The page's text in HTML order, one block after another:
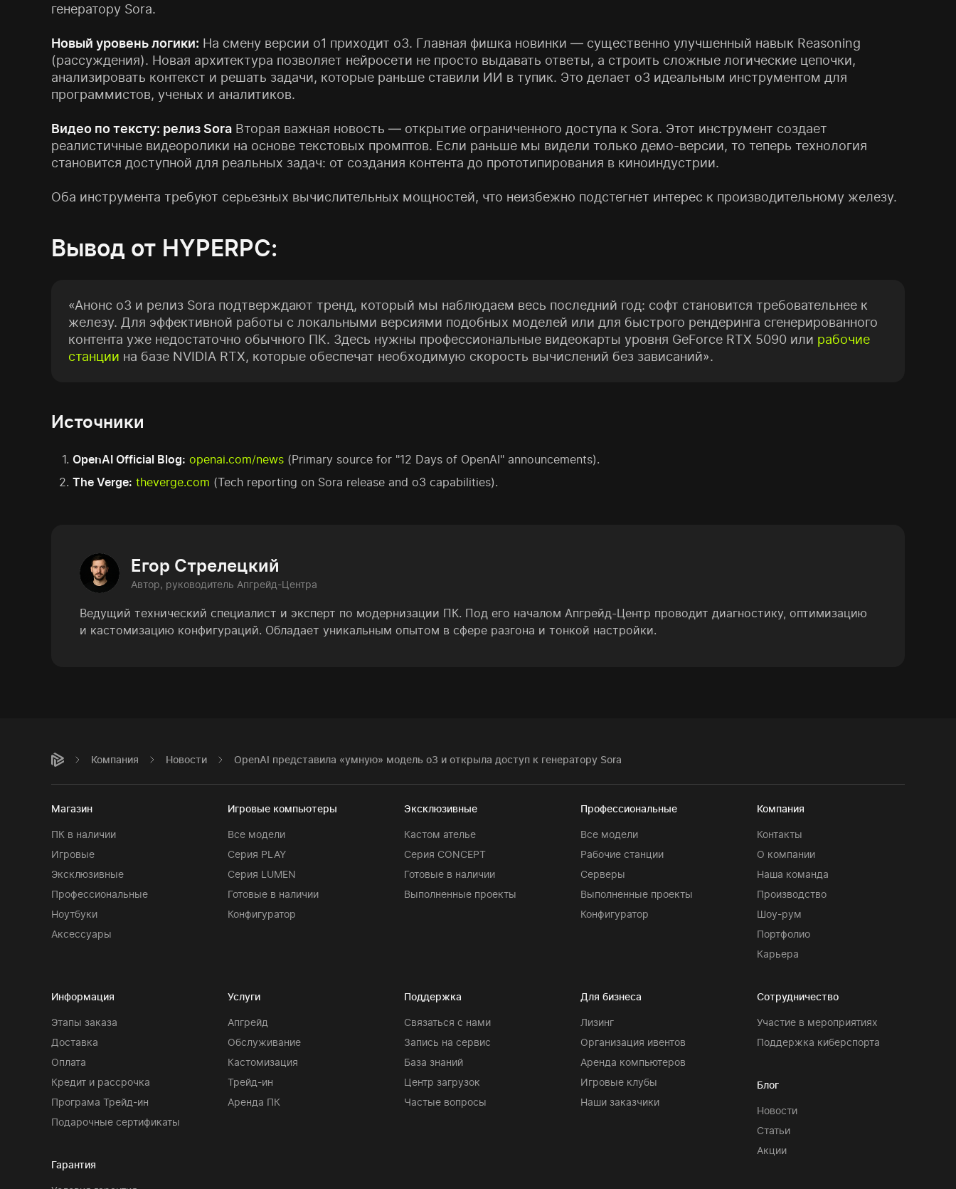
генератору Sora.
Новый уровень логики: На смену версии o1 приходит o3. Главная фишка новинки — существенно улучшенный навык Reasoning
(рассуждения). Новая архитектура позволяет нейросети не просто выдавать ответы, а строить сложные логические цепочки,
анализировать контекст и решать задачи, которые раньше ставили ИИ в тупик. Это делает o3 идеальным инструментом для
программистов, ученых и аналитиков.
Видео по тексту: релиз Sora Вторая важная новость — открытие ограниченного доступа к Sora. Этот инструмент создает
реалистичные видеоролики на основе текстовых промптов. Если раньше мы видели только демо-версии, то теперь технология
становится доступной для реальных задач: от создания контента до прототипирования в киноиндустрии.
Оба инструмента требуют серьезных вычислительных мощностей, что неизбежно подстегнет интерес к производительному железу.
Вывод от HYPERPC:
«Анонс o3 и релиз Sora подтверждают тренд, который мы наблюдаем весь последний год: софт становится требовательнее к
железу. Для эффективной работы с локальными версиями подобных моделей или для быстрого рендеринга сгенерированного
контента уже недостаточно обычного ПК. Здесь нужны профессиональные видеокарты уровня GeForce RTX 5090 или рабочие
станции на базе NVIDIA RTX, которые обеспечат необходимую скорость вычислений без зависаний».
Источники
OpenAI Official Blog: openai.com/news (Primary source for "12 Days of OpenAI" announcements).
The Verge: theverge.com (Tech reporting on Sora release and o3 capabilities).
Егор Стрелецкий
Автор, руководитель Апгрейд-Центра
Ведущий технический специалист и эксперт по модернизации ПК. Под его началом Апгрейд-Центр проводит диагностику, оптимизацию
и кастомизацию конфигураций. Обладает уникальным опытом в сфере разгона и тонкой настройки.
Компания Новости OpenAI представила «умную» модель o3 и открыла доступ к генератору Sora
Магазин
ПК в наличии
Игровые
Эксклюзивные
Профессиональные
Ноутбуки
Аксессуары
Игровые компьютеры
Все модели
Серия PLAY
Серия LUMEN
Готовые в наличии
Конфигуратор
Эксклюзивные
Кастом ателье
Серия CONCEPT
Готовые в наличии
Выполненные проекты
Профессиональные
Все модели
Рабочие станции
Серверы
Выполненные проекты
Конфигуратор
Компания
Контакты
О компании
Наша команда
Производство
Шоу-рум
Портфолио
Карьера
Информация
Этапы заказа
Доставка
Оплата
Кредит и рассрочка
Програма Трейд-ин
Подарочные сертификаты
Гарантия
Услуги
Апгрейд
Обслуживание
Кастомизация
Трейд-ин
Аренда ПК
Поддержка
Связаться с нами
Запись на сервис
База знаний
Центр загрузок
Частые вопросы
Для бизнеса
Лизинг
Организация ивентов
Аренда компьютеров
Игровые клубы
Наши заказчики
Сотрудничество
Участие в мероприятиях
Поддержка киберспорта
Блог
Новости
Статьи
Акции